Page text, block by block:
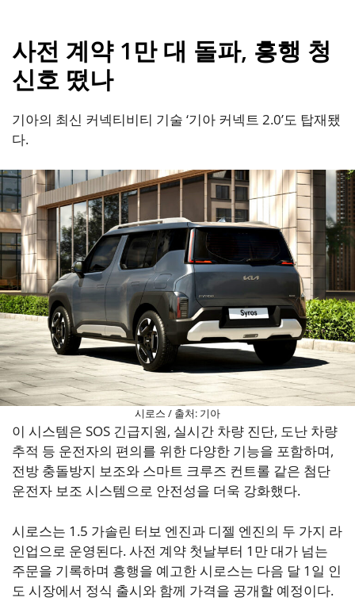
사전 계약 1만 대 돌파, 흥행 청
신호 떴나
기아의 최신 커넥티비티 기술 ‘기아 커넥트 2.0’도 탑재됐
다.
시로스 / 출처: 기아
이 시스템은 SOS 긴급지원, 실시간 차량 진단, 도난 차량
추적 등 운전자의 편의를 위한 다양한 기능을 포함하며,
전방 충돌방지 보조와 스마트 크루즈 컨트롤 같은 첨단
운전자 보조 시스템으로 안전성을 더욱 강화했다.
시로스는 1.5 가솔린 터보 엔진과 디젤 엔진의 두 가지 라
인업으로 운영된다. 사전 계약 첫날부터 1만 대가 넘는
주문을 기록하며 흥행을 예고한 시로스는 다음 달 1일 인
도 시장에서 정식 출시와 함께 가격을 공개할 예정이다.